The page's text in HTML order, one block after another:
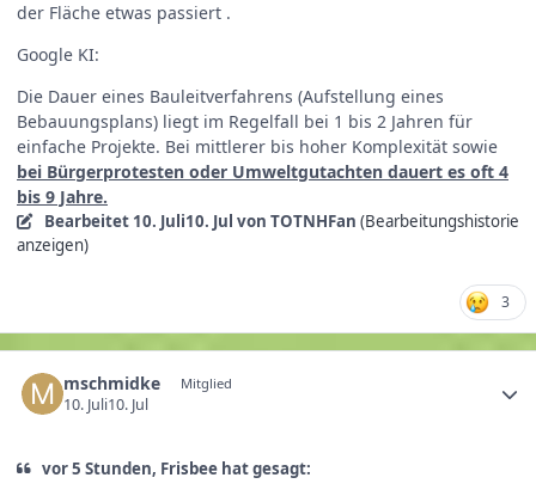
der Fläche etwas passiert .
Google KI:
Die Dauer eines Bauleitverfahrens (Aufstellung eines
Bebauungsplans) liegt im Regelfall bei 1 bis 2 Jahren für
einfache Projekte. Bei mittlerer bis hoher Komplexität sowie
bei Bürgerprotesten oder Umweltgutachten dauert es oft 4
bis 9 Jahre.
Bearbeitet 10. Juli10. Jul von TOTNHFan (Bearbeitungshistorie
anzeigen)
3
mschmidke Mitglied
10. Juli10. Jul
vor 5 Stunden, Frisbee hat gesagt: